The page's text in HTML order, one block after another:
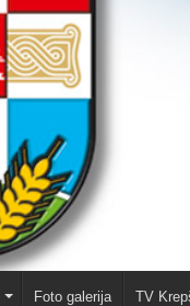
Foto galerija TV